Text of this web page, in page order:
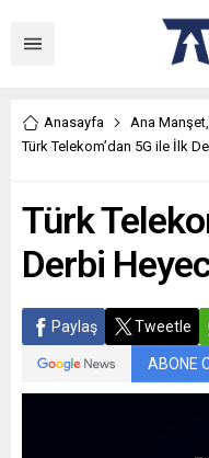
Anasayfa Ana Manşet,
Türk Telekom’dan 5G ile İlk
Türk
Derbi
Paylaş Tweetle
ABONE